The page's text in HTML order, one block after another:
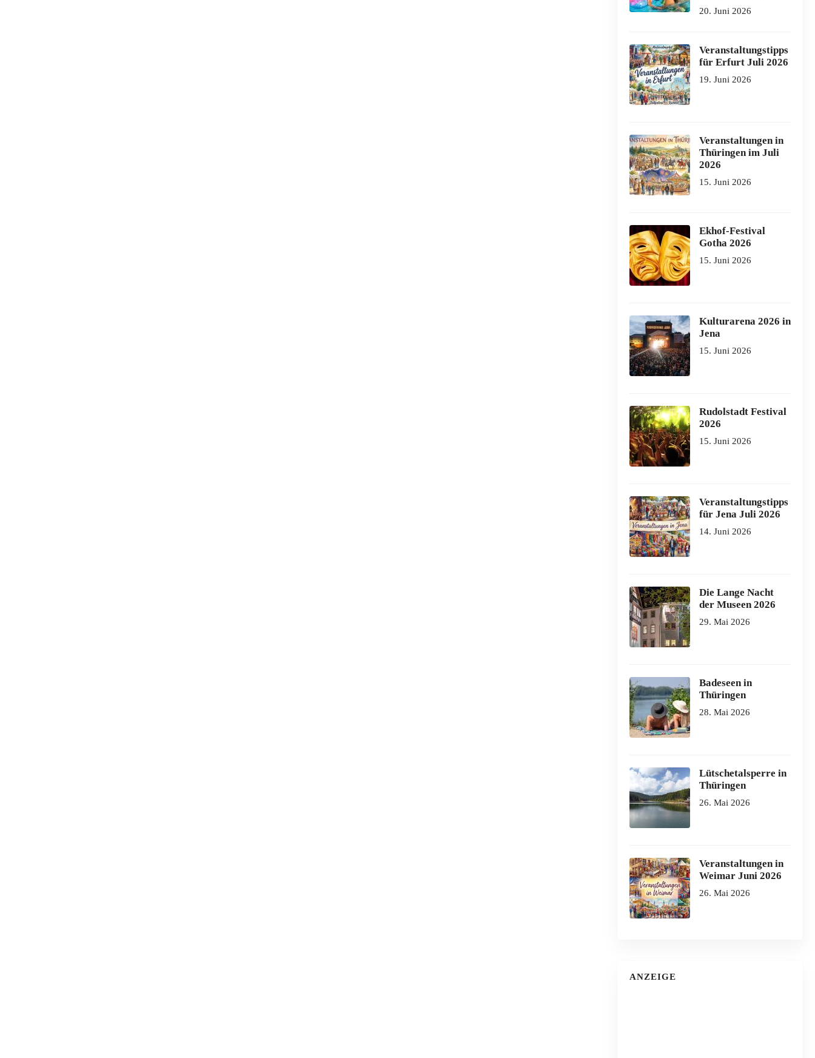
20. Juni 2026
Veranstaltungstipps
für Erfurt Juli 2026
19. Juni 2026
Veranstaltungen in
Thüringen im Juli
2026
15. Juni 2026
Ekhof-Festival
Gotha 2026
15. Juni 2026
Kulturarena 2026 in
Jena
15. Juni 2026
Rudolstadt Festival
2026
15. Juni 2026
Veranstaltungstipps
für Jena Juli 2026
14. Juni 2026
Die Lange Nacht
der Museen 2026
29. Mai 2026
Badeseen in
Thüringen
28. Mai 2026
Lütschetalsperre in
Thüringen
26. Mai 2026
Veranstaltungen in
Weimar Juni 2026
26. Mai 2026
ANZEIGE